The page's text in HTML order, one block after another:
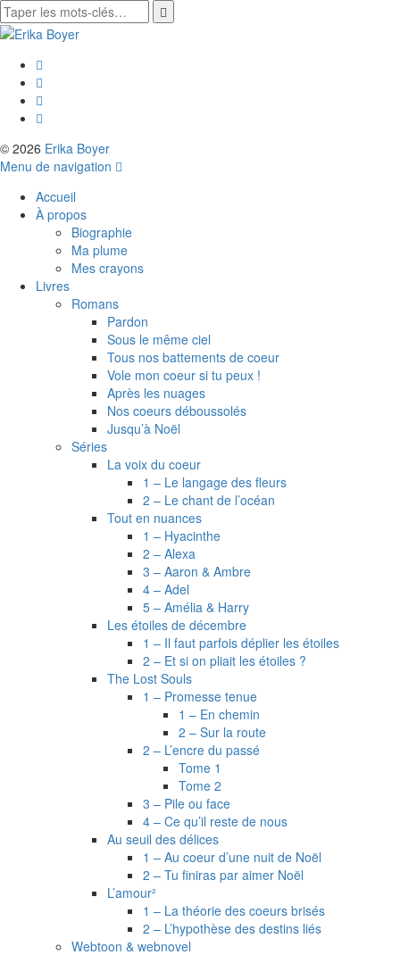
© 2026 Erika Boyer
Menu de navigation
Accueil
À propos
Biographie
Ma plume
Mes crayons
Livres
Romans
Pardon
Sous le même ciel
Tous nos battements de coeur
Vole mon coeur si tu peux !
Après les nuages
Nos coeurs déboussolés
Jusqu’à Noël
Séries
La voix du coeur
1 – Le langage des fleurs
2 – Le chant de l’océan
Tout en nuances
1 – Hyacinthe
2 – Alexa
3 – Aaron & Ambre
4 – Adel
5 – Amélia & Harry
Les étoiles de décembre
1 – Il faut parfois déplier les étoiles
2 – Et si on pliait les étoiles ?
The Lost Souls
1 – Promesse tenue
1 – En chemin
2 – Sur la route
2 – L’encre du passé
Tome 1
Tome 2
3 – Pile ou face
4 – Ce qu’il reste de nous
Au seuil des délices
1 – Au coeur d’une nuit de Noël
2 – Tu finiras par aimer Noël
L’amour²
1 – La théorie des coeurs brisés
2 – L’hypothèse des destins liés
Webtoon & webnovel